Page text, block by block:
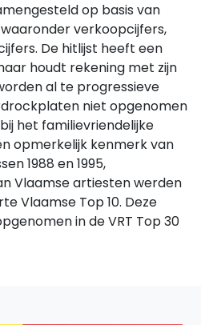
op basis van
verkoopcijfers,
De hitlijst heeft een
houdt rekening met zijn
al te progressieve
niet opgenomen
het familievriendelijke
opmerkelijk kenmerk van
1988 en 1995,
Vlaamse artiesten werden
Vlaamse Top 10. Deze
in de VRT Top 30